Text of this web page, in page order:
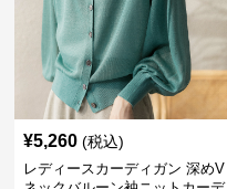
¥5,260 (税込)
レディースカーディガン 深めV